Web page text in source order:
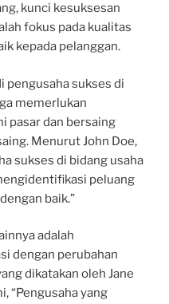
kunci kesuksesan
fokus pada kualitas
kepada pelanggan.
pengusaha sukses di
memerlukan
pasar dan bersaing
Menurut John Doe,
sukses di bidang usaha
peluang
baik.”
adalah
dengan perubahan
dikatakan oleh Jane
“Pengusaha yang